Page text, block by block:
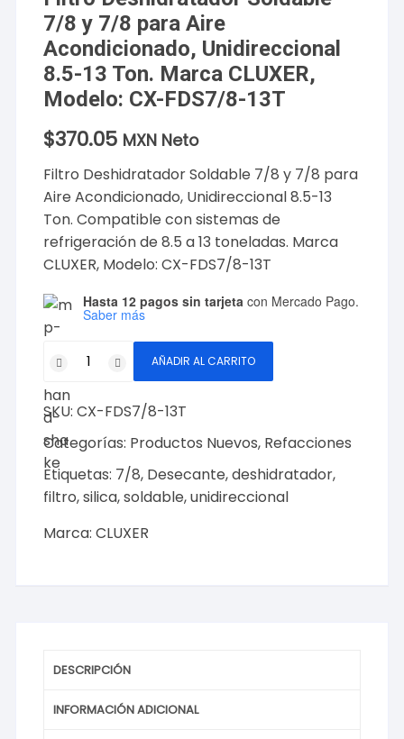
7/8 y 7/8 para Aire
Acondicionado, Unidireccional
8.5-13 Ton. Marca CLUXER,
Modelo: CX-FDS7/8-13T
$370.05 MXN Neto
Filtro Deshidratador Soldable 7/8 y 7/8 para
Aire Acondicionado, Unidireccional 8.5-13
Ton. Compatible con sistemas de
refrigeración de 8.5 a 13 toneladas. Marca
CLUXER, Modelo: CX-FDS7/8-13T
Hasta 12 pagos sin tarjeta con Mercado Pago.
Saber más
Deshidratador
Soldable
7/8
y
7/8
para
Aire
Unidireccional
Modelo:
FDS7/8-
AÑADIR AL CARRITO
SKU:CX-FDS7/8-13T
Categorías: Productos Nuevos, Refacciones
Etiquetas: 7/8, Desecante,deshidratador,
filtro,silica,soldable,unidireccional
Marca:CLUXER
DESCRIPCIÓN
INFORMACIÓN ADICIONAL